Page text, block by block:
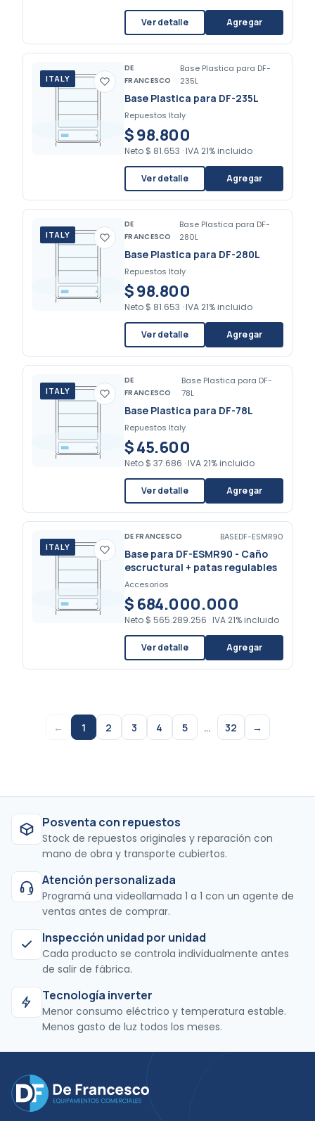
Ver detalle Agregar
ITALY
DE
FRANCESCO
Base Plastica para DF-
235L
Base Plastica para DF-235L
Repuestos Italy
$ 98.800
Neto $ 81.653 · IVA 21% incluido
Ver detalle Agregar
ITALY
DE
FRANCESCO
Base Plastica para DF-
280L
Base Plastica para DF-280L
Repuestos Italy
$ 98.800
Neto $ 81.653 · IVA 21% incluido
Ver detalle Agregar
ITALY
DE
FRANCESCO
Base Plastica para DF-
78L
Base Plastica para DF-78L
Repuestos Italy
$ 45.600
Neto $ 37.686 · IVA 21% incluido
Ver detalle Agregar
ITALY
DE FRANCESCO BASEDF-ESMR90
Base para DF-ESMR90 - Caño
escructural + patas regulables
Accesorios
$ 684.000.000
Neto $ 565.289.256 · IVA 21% incluido
Ver detalle Agregar
← 1 2 3 4 5 … 32 →
Posventa con repuestos
Stock de repuestos originales y reparación con
mano de obra y transporte cubiertos.
Atención personalizada
Programá una videollamada 1 a 1 con un agente de
ventas antes de comprar.
Inspección unidad por unidad
Cada producto se controla individualmente antes
de salir de fábrica.
Tecnología inverter
Menor consumo eléctrico y temperatura estable.
Menos gasto de luz todos los meses.